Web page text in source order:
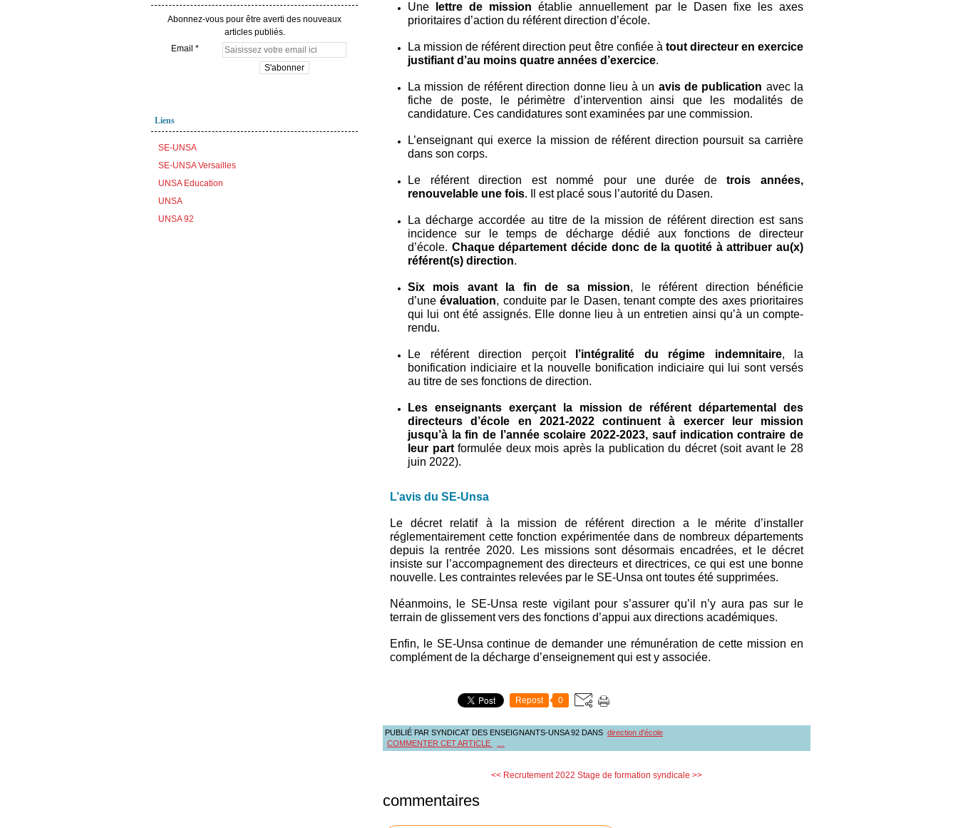
Abonnez-vous pour être averti des nouveaux
articles publiés.
Email
Liens
SE-UNSA
SE-UNSA Versailles
UNSA Education
UNSA
UNSA 92
Une lettre de mission établie annuellement par le Dasen fixe les axes
prioritaires d’action du référent direction d’école.
La mission de référent direction peut être confiée à tout directeur en exercice
justifiant d’au moins quatre années d’exercice.
La mission de référent direction donne lieu à un avis de publication avec la
fiche de poste, le périmètre d’intervention ainsi que les modalités de
candidature. Ces candidatures sont examinées par une commission.
L’enseignant qui exerce la mission de référent direction poursuit sa carrière
dans son corps.
Le référent direction est nommé pour une durée detrois années,
renouvelable une fois. Il est placé sous l’autorité du Dasen.
La décharge accordée au titre de la mission de référent direction est sans
incidence sur le temps de décharge dédié aux fonctions de directeur
d’école. Chaque département décide donc de la quotité à attribuer au(x)
référent(s) direction.
Six mois avant la fin de sa mission, le référent direction bénéficie
d’uneévaluation, conduite par le Dasen, tenant compte des axes prioritaires
qui lui ont été assignés. Elle donne lieu à un entretien ainsi qu’à un compte-
rendu.
Le référent direction perçoit l’intégralité du régime indemnitaire, la
bonification indiciaire et la nouvelle bonification indiciaire qui lui sont versés
au titre de ses fonctions de direction.
Les enseignants exerçant la mission de référent départemental des
directeurs d’école en 2021-2022 continuent à exercer leur mission
jusqu’à la fin de l’année scolaire 2022-2023, sauf indication contraire de
leur partformulée deux mois après la publication du décret (soit avant le 28
juin 2022).
L’avis du SE-Unsa
Le décret relatif à la mission de référent direction a le mérite d’installer
réglementairement cette fonction expérimentée dans de nombreux départements
depuis la rentrée 2020. Les missions sont désormais encadrées, et le décret
insiste sur l’accompagnement des directeurs et directrices, ce qui est une bonne
nouvelle. Les contraintes relevées par le SE-Unsa ont toutes été supprimées.
Néanmoins, le SE-Unsa reste vigilant pour s’assurer qu’il n’y aura pas sur le
terrain de glissement vers des fonctions d’appui aux directions académiques.
Enfin, le SE-Unsa continue de demander une rémunération de cette mission en
complément de la décharge d’enseignement qui est y associée.
Repost 0
PUBLIÉ PAR SYNDICAT DES ENSEIGNANTS-UNSA 92 DANS direction d'école
COMMENTER CET ARTICLE
<< Recrutement 2022 Stage de formation syndicale >>
commentaires